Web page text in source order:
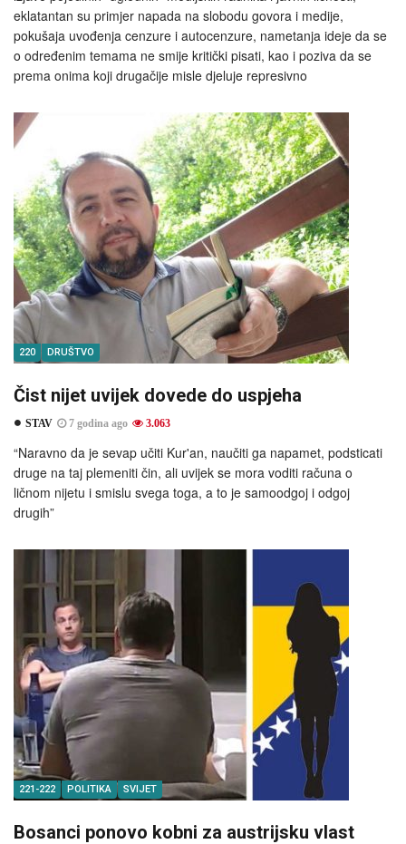
eklatantan su primjer napada na slobodu govora i medije,
pokušaja uvođenja cenzure i autocenzure, nametanja ideje da se
o određenim temama ne smije kritički pisati, kao i poziva da se
prema onima koji drugačije misle djeluje represivno
220 DRUŠTVO
Čist nijet uvijek dovede do uspjeha
STAV 7 godina ago 3.063
“Naravno da je sevap učiti Kur'an, naučiti ga napamet, podsticati
druge na taj plemeniti čin, ali uvijek se mora voditi računa o
ličnom nijetu i smislu svega toga, a to je samoodgoj i odgoj
drugih”
221-222 POLITIKA SVIJET
Bosanci ponovo kobni za austrijsku vlast